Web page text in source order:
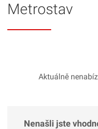
Metrostav
Aktuálně
Nenašli jste